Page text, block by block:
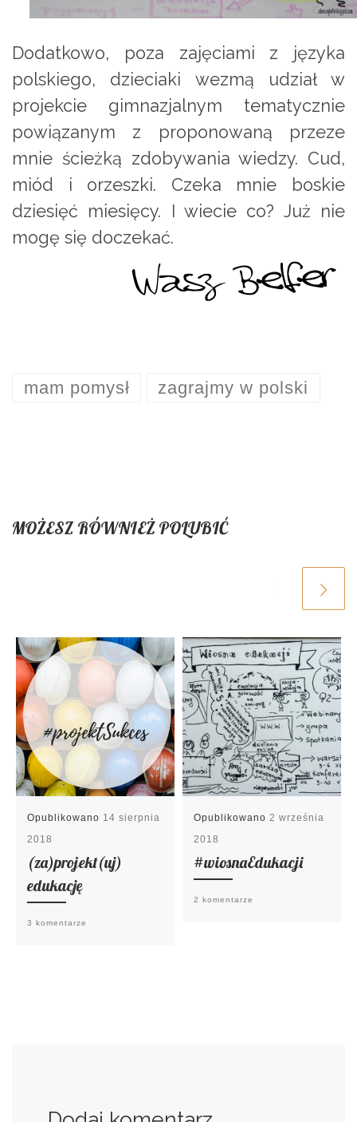
Dodatkowo, poza zajęciami z języka
polskiego, dzieciaki wezmą udział w
projekcie gimnazjalnym tematycznie
powiązanym z proponowaną przeze
mnie ścieżką zdobywania wiedzy. Cud,
miód i orzeszki. Czeka mnie boskie
dziesięć miesięcy. I wiecie co? Już nie
mogę się doczekać.
mam pomysł zagrajmy w polski
MOŻESZ RÓWNIEŻ POLUBIĆ
Opublikowano 14 sierpnia
2018
(za)projekt(uj)
edukację
3 komentarze
Opublikowano2 września
2018
#wiosnaEdukacji
2 komentarze